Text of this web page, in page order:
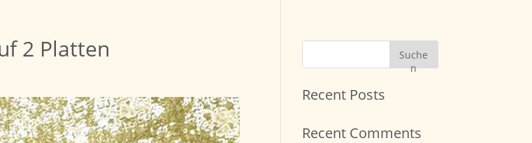
2 Platten
Suche
n
Recent Posts
Recent Comments